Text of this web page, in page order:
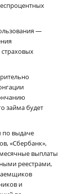
—
займа будет
по выдаче
«Сбербанк»,
выплаты
реестрами,
и